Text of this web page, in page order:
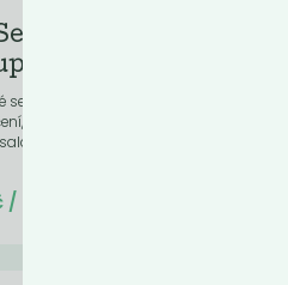
světlý
semínko se hodí na sladké i
jako posypka na kaše,
Do košíku:
/ Kg